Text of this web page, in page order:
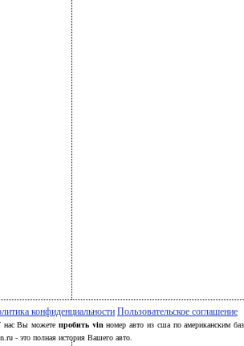
конфиденциальностиПользовательское соглашение
Вы можете пробить vinномер авто из сша по американским
- это полная история Вашего авто.